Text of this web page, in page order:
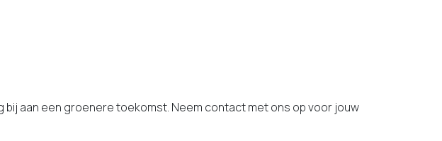
aan een groenere toekomst. Neem contact met ons op voor jouw